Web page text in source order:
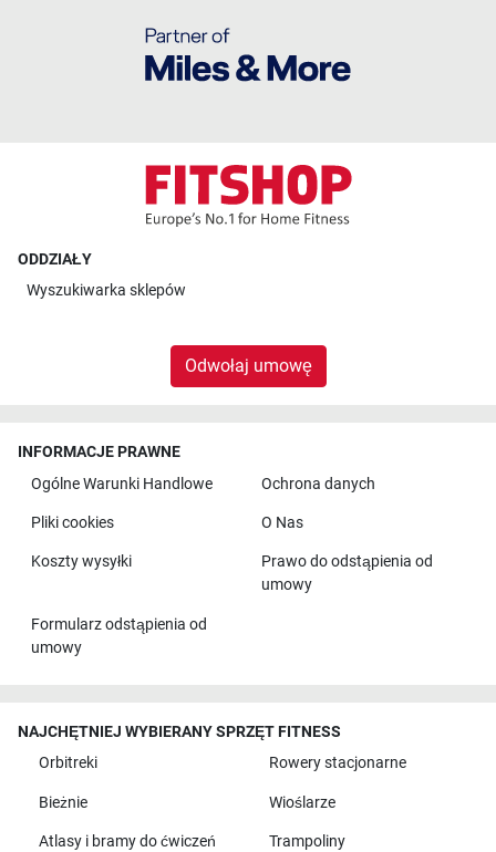
ODDZIAŁY
Wyszukiwarka sklepów
Odwołaj umowę
INFORMACJE PRAWNE
Ogólne Warunki Handlowe
Ochrona danych
Pliki cookies O Nas
Koszty wysyłki
Prawo do odstąpienia od
umowy
Formularz odstąpienia od
umowy
NAJCHĘTNIEJ WYBIERANY SPRZĘT FITNESS
Orbitreki
Rowery stacjonarne
Bieżnie Wioślarze
Atlasy i bramy do ćwiczeń Trampoliny